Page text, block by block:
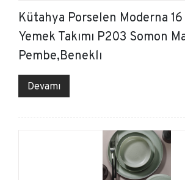
Kütahya Porselen Moderna
Yemek Takımı P203 Somon
Pembe,Beneklı
Devamı